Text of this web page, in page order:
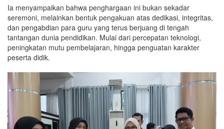
Ia menyampaikan bahwa penghargaan ini bukan sekadar
seremoni, melainkan bentuk pengakuan atas dedikasi, integritas,
dan pengabdian para guru yang terus berjuang di tengah
tantangan dunia pendidikan. Mulai dari percepatan teknologi,
peningkatan mutu pembelajaran, hingga penguatan karakter
peserta didik.